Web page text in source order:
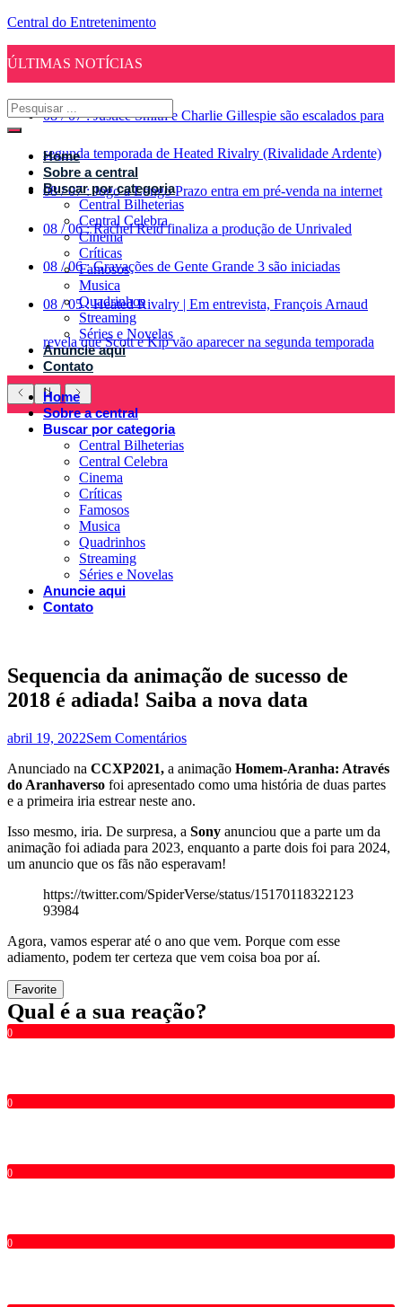
Central do Entretenimento
ÚLTIMAS NOTÍCIAS
08 / 07 : Justice Smith e Charlie Gillespie são escalados para
segunda temporada de Heated Rivalry (Rivalidade Ardente)
08 / 07 : Jogo a Longo Prazo entra em pré-venda na internet
08 / 06 : Rachel Reid finaliza a produção de Unrivaled
08 / 06 : Gravações de Gente Grande 3 são iniciadas
08 / 05 : Heated Rivalry | Em entrevista, François Arnaud
revela que Scott e Kip vão aparecer na segunda temporada
Home
Sobre a central
Buscar por categoria
Central Bilheterias
Central Celebra
Cinema
Críticas
Famosos
Musica
Quadrinhos
Streaming
Séries e Novelas
Anuncie aqui
Contato
Home
Sobre a central
Buscar por categoria
Central Bilheterias
Central Celebra
Cinema
Críticas
Famosos
Musica
Quadrinhos
Streaming
Séries e Novelas
Anuncie aqui
Contato
Sequencia da animação de sucesso de
2018 é adiada! Saiba a nova data
abril 19, 2022Sem Comentários
Anunciado na CCXP2021, a animação Homem-Aranha: Através
do Aranhaverso foi apresentado como uma história de duas partes
e a primeira iria estrear neste ano.
Isso mesmo, iria. De surpresa, a Sony anunciou que a parte um da
animação foi adiada para 2023, enquanto a parte dois foi para 2024,
um anuncio que os fãs não esperavam!
https://twitter.com/SpiderVerse/status/15170118322123
93984
Agora, vamos esperar até o ano que vem. Porque com esse
adiamento, podem ter certeza que vem coisa boa por aí.
Favorite
Qual é a sua reação?
0
0
0
0